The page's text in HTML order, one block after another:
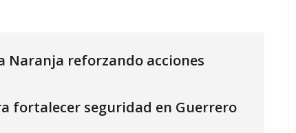
Naranja reforzando acciones
fortalecer seguridad en Guerrero